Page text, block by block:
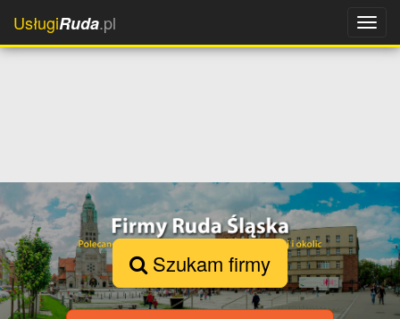
UsługiRuda.pl
Szukam firmy